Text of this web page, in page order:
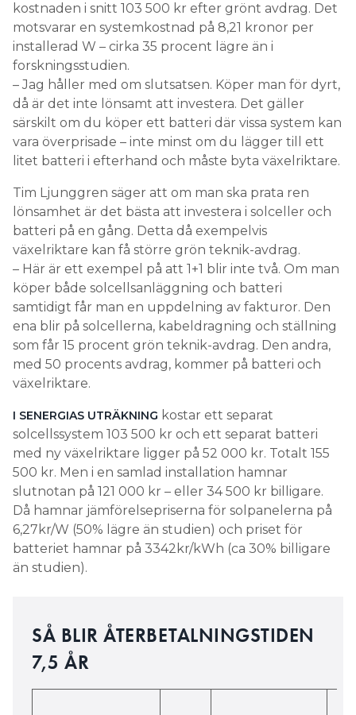
kostnaden i snitt 103 500 kr efter grönt avdrag. Det
motsvarar en systemkostnad på 8,21 kronor per
installerad W – cirka 35 procent lägre än i
forskningsstudien.
– Jag håller med om slutsatsen. Köper man för dyrt,
då är det inte lönsamt att investera. Det gäller
särskilt om du köper ett batteri där vissa system kan
vara överprisade – inte minst om du lägger till ett
litet batteri i efterhand och måste byta växelriktare.
Tim Ljunggren säger att om man ska prata ren
lönsamhet är det bästa att investera i solceller och
batteri på en gång. Detta då exempelvis
växelriktare kan få större grön teknik-avdrag.
– Här är ett exempel på att 1+1 blir inte två. Om man
köper både solcellsanläggning och batteri
samtidigt får man en uppdelning av fakturor. Den
ena blir på solcellerna, kabeldragning och ställning
som får 15 procent grön teknik-avdrag. Den andra,
med 50 procents avdrag, kommer på batteri och
växelriktare.
I SENERGIAS UTRÄKNING kostar ett separat
solcellssystem 103 500 kr och ett separat batteri
med ny växelriktare ligger på 52 000 kr. Totalt 155
500 kr. Men i en samlad installation hamnar
slutnotan på 121 000 kr – eller 34 500 kr billigare.
Då hamnar jämförelsepriserna för solpanelerna på
6,27kr/W (50% lägre än studien) och priset för
batteriet hamnar på 3342kr/kWh (ca 30% billigare
än studien).
SÅ BLIR ÅTERBETALNINGSTIDEN
7,5 ÅR